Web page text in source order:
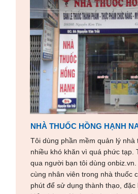
NHÀ THUỐC HỒNG HẠNH
Tôi dùng phần mềm quản lý nhà
nhiều khó khăn vì quá phức tạp.
qua người bạn tôi dùngonbiz
cùng nhân viên trong nhà thuốc
phút để sử dụng thành thạo,